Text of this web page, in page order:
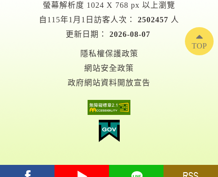
螢幕解析度 1024 X 768 px 以上瀏覽
自115年1月1日訪客人次：
2502457 人
更新日期：
2026-08-07
隱私權保護政策
網站安全政策
政府網站資料開放宣告
facebook youtube
TOP